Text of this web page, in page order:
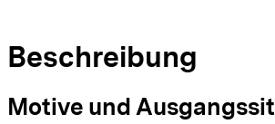
Beschreibung
Motive und